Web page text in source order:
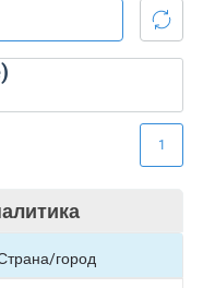
1
город